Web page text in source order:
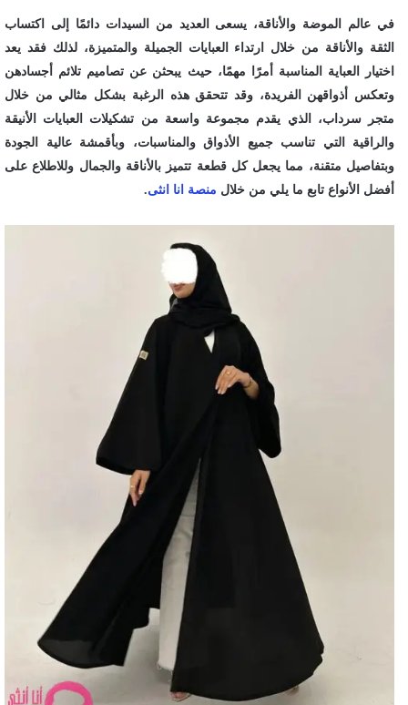
في عالم الموضة والأناقة، يسعى العديد من السيدات دائمًا إلى اكتساب
الثقة والأناقة من خلال ارتداء العبايات الجميلة والمتميزة، لذلك فقد يعد
اختيار العباية المناسبة أمرًا مهمًا، حيث يبحثن عن تصاميم تلائم أجسادهن
وتعكس أذواقهن الفريدة، وقد تتحقق هذه الرغبة بشكل مثالي من خلال
متجر سرداب، الذي يقدم مجموعة واسعة من تشكيلات العبايات الأنيقة
والراقية التي تناسب جميع الأذواق والمناسبات، وبأقمشة عالية الجودة
وبتفاصيل متقنة، مما يجعل كل قطعة تتميز بالأناقة والجمال وللاطلاع على
أفضل الأنواع تابع ما يلي من خلال منصة انا انثى.